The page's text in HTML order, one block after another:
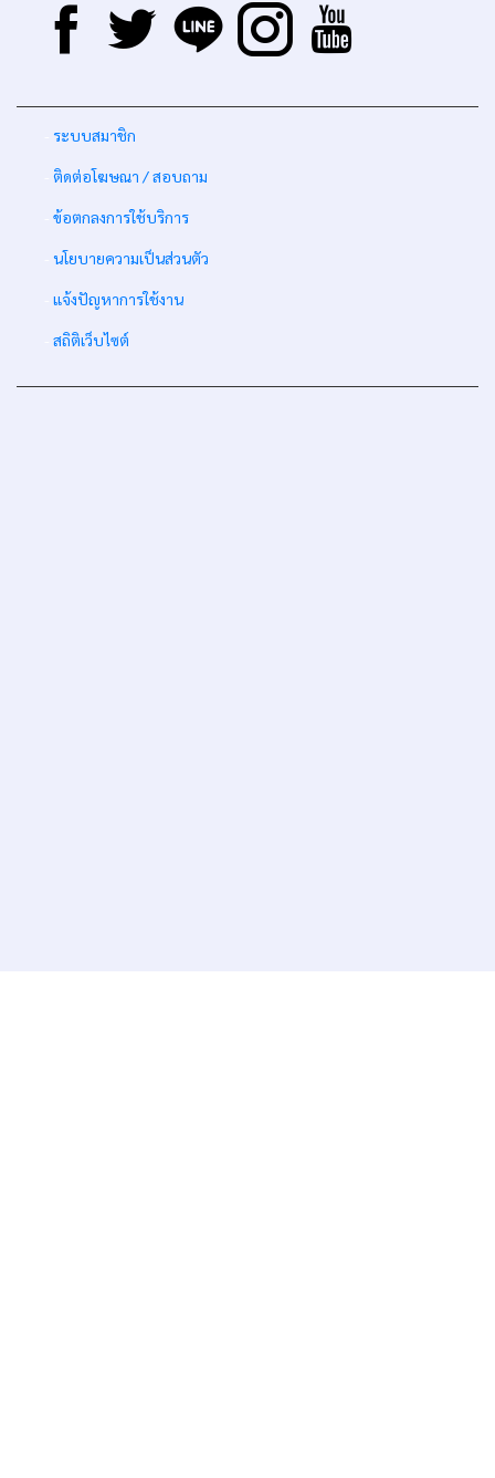
ระบบสมาชิก
ติดต่อโฆษณา / สอบถาม
ข้อตกลงการใช้บริการ
นโยบายความเป็นส่วนตัว
แจ้งปัญหาการใช้งาน
สถิติเว็บไซต์